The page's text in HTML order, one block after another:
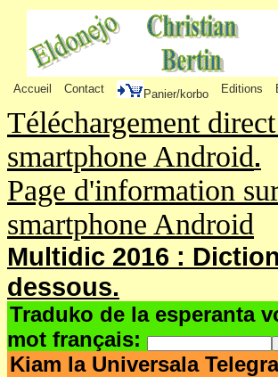
Accueil Contact Panier/korbo Editions
Téléchargement
smartphone Android.
Page d'information
smartphone Android
Multidic 2016 :
dessous.
Traduko de la esperanta
mot français:
Kiam la Universala